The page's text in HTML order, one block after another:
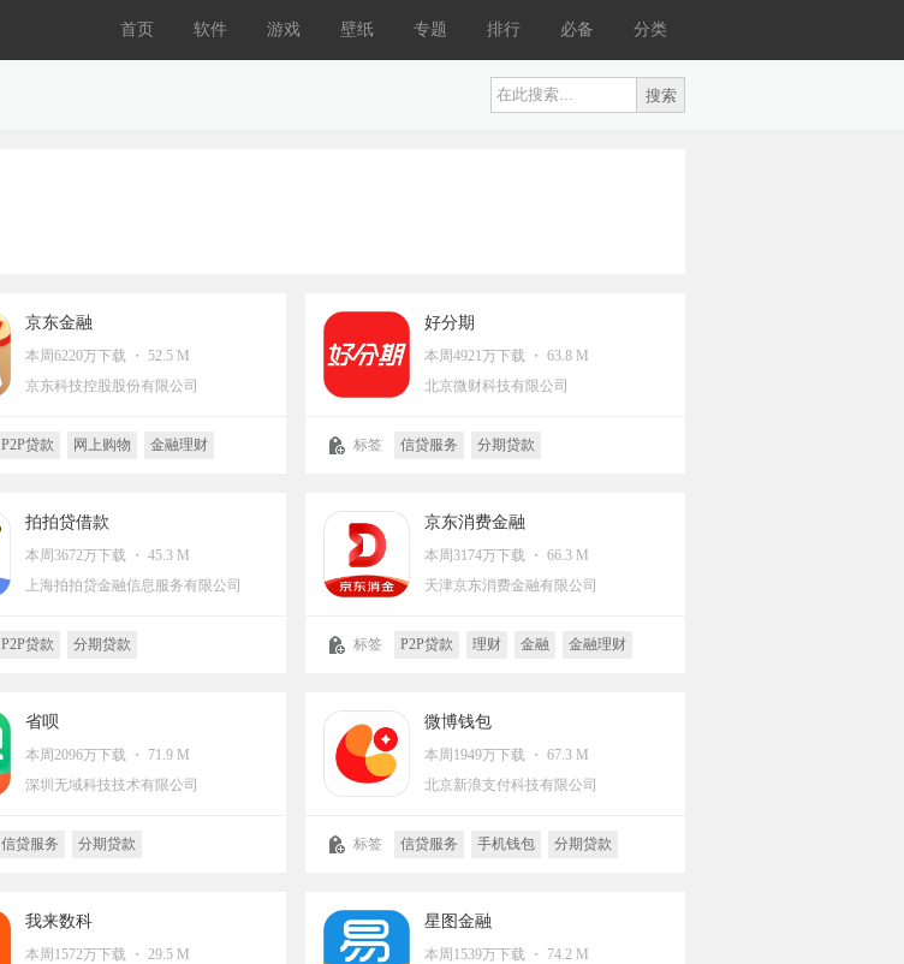
首页 软件 游戏 壁纸 专题 排行 必备 分类
京东金融
本周6220万下载 ・ 52.5 M
京东科技控股股份有限公司
P2P贷款 网上购物
金融理财
好分期
本周4921万下载 ・ 63.8 M
北京微财科技有限公司
标签 信贷服务 分期贷款
拍拍贷借款
本周3672万下载 ・ 45.3 M
上海拍拍贷金融信息服务有限公司
P2P贷款 分期贷款
京东消费金融
本周3174万下载 ・ 66.3 M
天津京东消费金融有限公司
标签 P2P贷款 理财 金融
金融理财
省呗
本周2096万下载 ・ 71.9 M
深圳无域科技技术有限公司
信贷服务 分期贷款
微博钱包
本周1949万下载 ・ 67.3 M
北京新浪支付科技有限公司
标签 信贷服务 手机钱包
分期贷款
我来数科
本周1572万下载 ・ 29.5 M
星图金融
本周1539万下载 ・ 74.2 M